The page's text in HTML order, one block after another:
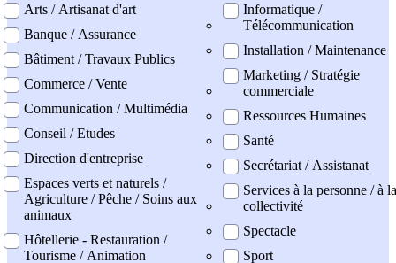
Arts / Artisanat d'art
Banque / Assurance
Bâtiment / Travaux Publics
Commerce / Vente
Communication / Multimédia
Conseil / Etudes
Direction d'entreprise
Espaces verts et naturels /
Agriculture / Pêche / Soins aux
animaux
Hôtellerie - Restauration /
Tourisme / Animation
Informatique /
Télécommunication
Installation / Maintenance
Marketing / Stratégie
commerciale
Ressources Humaines
Santé
Secrétariat / Assistanat
Services à la personne / à la
collectivité
Spectacle
Sport